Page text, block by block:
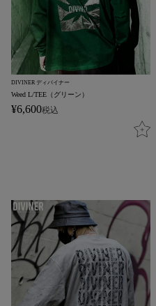
DIVINER ディバイナー
Weed L/TEE（グリーン）
¥6,600税込